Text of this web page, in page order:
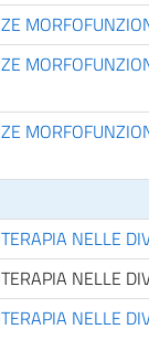
NELLE
NELLE
NELLE